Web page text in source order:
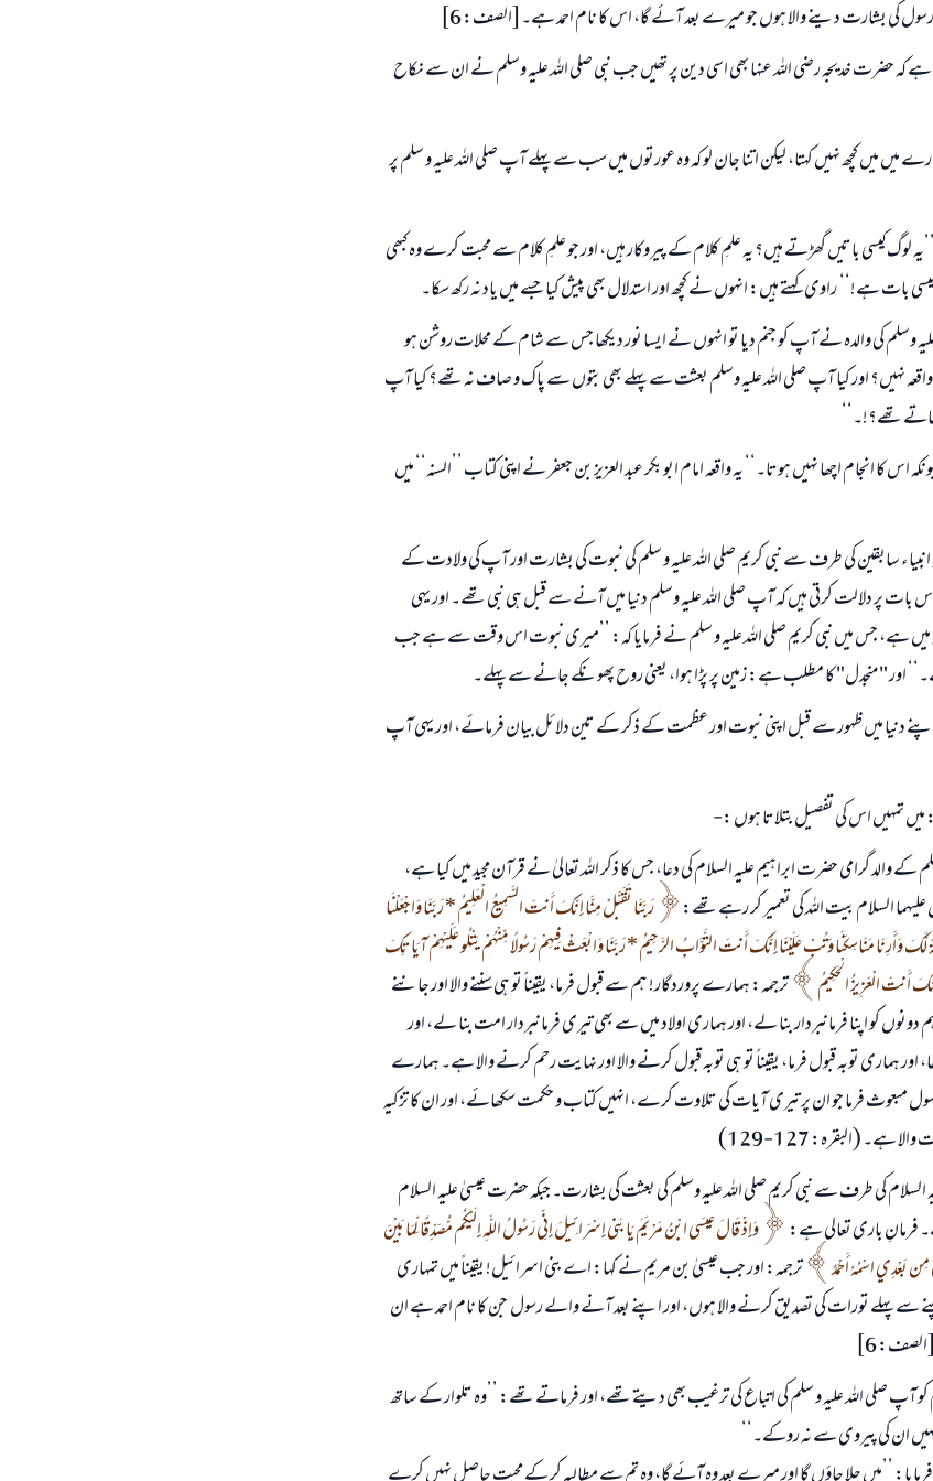
کی بشارت دینے والا ہوں جو میرے بعد آئے گا، اس کا نام احمد ہے۔[الصف: 6]
کہ حضرت خدیجہ رضی اللہ عنہا بھی اسی دین پر تھیں جب نبی صلی اللہ علیہ وسلم نے ان سے نکاح
میں میں کچھ نہیں کہتا، لیکن اتنا جان لو کہ وہ عورتوں میں سب سے پہلے آپ صلی اللہ علیہ و سلم پر
’’یہ لوگ کیسی باتیں گھڑتے ہیں؟ یہ علمِ کلام کے پیروکار ہیں، اور جو علمِ کلام سے محبت کرے وہ کبھی
کیسی بات ہے!‘‘ راوی کہتے ہیں: انہوں نے کچھ اور استدلال بھی پیش کیا جسے میں یاد نہ رکھ سکا۔
وسلم کی والدہ نے آپ کو جنم دیا تو انہوں نے ایسا نور دیکھا جس سے شام کے محلات روشن ہو
نہیں؟ اور کیا آپ صلی اللہ علیہ وسلم بعثت سے پہلے بھی بتوں سے پاک و صاف نہ تھے؟ کیا آپ
تھے؟!۔‘‘
اس کا انجام اچھا نہیں ہوتا۔‘‘ یہ واقعہ امام ابو بکر عبد العزیز بن جعفر نے اپنی کتاب ’’السنہ‘‘ میں
کہ انبیاء سابقین کی طرف سے نبی کریم صلی اللہ علیہ و سلم کی نبوت کی بشارت اور آپ کی ولادت کے
پر دلالت کرتی ہیں کہ آپ صلی اللہ علیہ وسلم دنیا میں آنے سے قبل ہی نبی تھے۔ اور یہی
ہے، جس میں نبی کریم صلی اللہ علیہ و سلم نے فرمایا کہ: ’’میری نبوت اس وقت سے ہے جب
اور "منجدل" کا مطلب ہے: زمین پر پڑا ہوا، یعنی روح پھونکے جانے سے پہلے۔
دنیا میں ظہور سے قبل اپنی نبوت اور عظمت کے ذکر کے تین دلائل بیان فرمائے، اور یہی آپ
میں تمہیں اس کی تفصیل بتلاتا ہوں :-
والد گرامی حضرت ابراہیم علیہ السلام کی دعا، جس کا ذکر اللہ تعالیٰ نے قرآن مجید میں کیا ہے،
السلام بیت اللہ کی تعمیر کر رہے تھے:
رَبَّنَا تَقَبَّلْ مِنَّا إِنَّكَ أَنتَ السَّمِيعُ الْعَلِيمُ * رَبَّنَا وَاجْعَلْنَا
وَأَرِنَا مَنَاسِكَنَا وَتُبْ عَلَيْنَا إِنَّكَ أَنتَ التَّوَّابُ الرَّحِيمُ * رَبَّنَا وَابْعَثْ فِيهِمْ رَسُولًا مِّنْهُمْ يَتْلُو عَلَيْهِمْ آيَاتِكَ
أَنتَ الْعَزِيزُ الْحَكِيمُ
ترجمہ: ہمارے پروردگار! ہم سے قبول فرما، یقیناً تو ہی سننے والا اور جاننے
کو اپنا فرمانبردار بنا لے، اور ہماری اولاد میں سے بھی تیری فرمانبردار امت بنا لے، اور
ہماری توبہ قبول فرما، یقیناً تو ہی توبہ قبول کرنے والا اور نہایت رحم کرنے والا ہے۔ ہمارے
مبعوث فرما جو ان پر تیری آیات کی تلاوت کرے، انہیں کتاب و حکمت سکھائے، اور ان کا تزکیہ
ہے۔ (البقرہ: 127-129)
کی طرف سے نبی کریم صلی اللہ علیہ وسلم کی بعثت کی بشارت۔ جبکہ حضرت عیسیٰ علیہ السلام
فرمانِ باری تعالی ہے:
وَإِذْ قَالَ عِيسَى ابْنُ مَرْيَمَ يَا بَنِي إِسْرَائِيلَ إِنِّي رَسُولُ اللَّهِ إِلَيْكُم مُّصَدِّقًا لِّمَا بَيْنَ
بَعْدِي اسْمُهُ أَحْمَدُ
ترجمہ: اور جب عیسیٰ بن مریم نے کہا: اے بنی اسرائیل! یقیناً میں تمہاری
سے پہلے تورات کی تصدیق کرنے والا ہوں، اور اپنے بعد آنے والے رسول جن کا نام احمد ہے ان
6]
کو آپ صلی اللہ علیہ و سلم کی اتباع کی ترغیب بھی دیتے تھے، اور فرماتے تھے: ’’وہ تلوار کے ساتھ
ان کی پیروی سے نہ روکے۔‘‘
(مسلم : 1893)
ابھی تعاون کریں